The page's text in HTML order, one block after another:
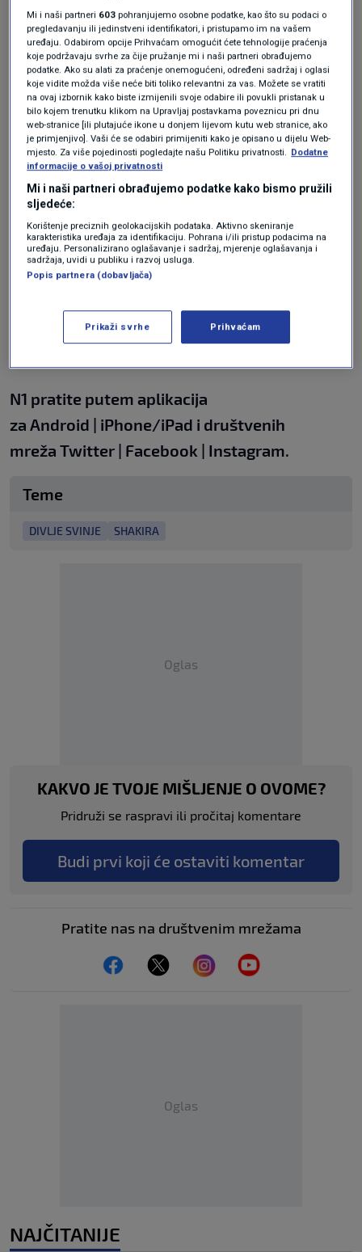
Nisu ozlijeđeni u napadu.
Divlje svinje sve su češće u Barceloni, kao i u
mnogim drugim europskim gradovima.
U Barceloni neki ljudi čak hrane te životinje,
unatoč tome što je to zabranjeno.
"Životinje su vrlo inteligentne i ako vide nekoga
s torbom, misle da ima hrane", rekao je
nedavno lovočuvar Toni Galiano za lovački
kada je čovjeka napala i ugrizl jedna od divljih
N1 pratite putem aplikacija
za Android | iPhone/iPad i društvenih
mreža Twitter | Facebook | Instagram.
Teme
DIVLJE SVINJE SHAKIRA
Oglas
KAKVO JE TVOJE MIŠLJENJE O OVOME?
Pridruži se raspravi ili pročitaj komentare
Budi prvi koji će ostaviti komentar
Pratite nas na društvenim mrežama
Oglas
NAJČITANIJE
Mi i naši partneri 603 pohranjujemo osobne podatke, kao što su podaci o
pregledavanju ili jedinstveni identifikatori, i pristupamo im na vašem
uređaju. Odabirom opcije Prihvaćam omogućit ćete tehnologije praćenja
koje podržavaju svrhe za čije pružanje mi i naši partneri obrađujemo
podatke. Ako su alati za praćenje onemogućeni, određeni sadržaj i oglasi
koje vidite možda više neće biti toliko relevantni za vas. Možete se vratiti
na ovaj izbornik kako biste izmijenili svoje odabire ili povukli pristanak u
bilo kojem trenutku klikom na Upravljaj postavkama poveznicu pri dnu
web-stranice [ili plutajuće ikone u donjem lijevom kutu web stranice, ako
je primjenjivo]. Vaši će se odabiri primijeniti kako je opisano u dijelu Web-
mjesto. Za više pojedinosti pogledajte našu Politiku privatnosti. Dodatne
informacije o vašoj privatnosti
Mi i naši partneri obrađujemo podatke kako bismo pružili
sljedeće:
Korištenje preciznih geolokacijskih podataka. Aktivno skeniranje
karakteristika uređaja za identifikaciju. Pohrana i/ili pristup podacima na
uređaju. Personalizirano oglašavanje i sadržaj, mjerenje oglašavanja i
sadržaja, uvidi u publiku i razvoj usluga.
Popis partnera (dobavljača)
Prikaži svrhe Prihvaćam